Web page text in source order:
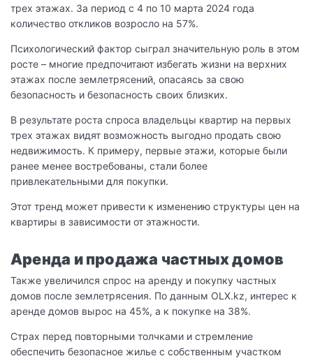
трех этажах. За период с 4 по 10 марта 2024 года
количество откликов возросло на 57%.
Психологический фактор сыграл значительную роль в этом
росте – многие предпочитают избегать жизни на верхних
этажах после землетрясений, опасаясь за свою
безопасность и безопасность своих близких.
В результате роста спроса владельцы квартир на первых
трех этажах видят возможность выгодно продать свою
недвижимость. К примеру, первые этажи, которые были
ранее менее востребованы, стали более
привлекательными для покупки.
Этот тренд может привести к изменению структуры цен на
квартиры в зависимости от этажности.
Аренда и продажа частных домов
Также увеличился спрос на аренду и покупку частных
домов после землетрясения. По данным OLX.kz, интерес к
аренде домов вырос на 45%, а к покупке на 38%.
Страх перед повторными толчками и стремление
обеспечить безопасное жилье с собственным участком